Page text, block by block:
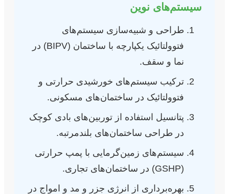
سیستم‌های نوین
طراحی و شبیه‌سازی سیستم‌های
فتوولتائیک یکپارچه با ساختمان (BIPV) در
نما و سقف.
ترکیب سیستم‌های خورشیدی حرارتی و
فتوولتائیک در ساختمان‌های مسکونی.
پتانسیل استفاده از توربین‌های بادی کوچک
در طراحی ساختمان‌های بلندمرتبه.
سیستم‌های زمین‌گرمایی با پمپ حرارتی
(GSHP) در ساختمان‌های تجاری.
بهره‌برداری از انرژی جزر و مد و امواج در